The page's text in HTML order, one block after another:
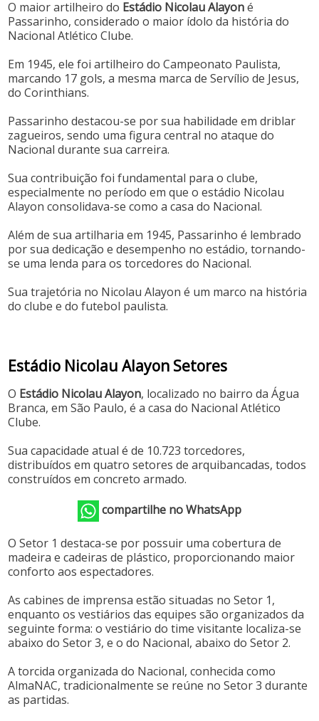
O maior artilheiro do Estádio Nicolau Alayoné
Passarinho, considerado o maior ídolo da história do
Nacional Atlético Clube.
Em 1945, ele foi artilheiro do Campeonato Paulista,
marcando 17 gols, a mesma marca de Servílio de Jesus,
do Corinthians.
Passarinho destacou-se por sua habilidade em driblar
zagueiros, sendo uma figura central no ataque do
Nacional durante sua carreira.
Sua contribuição foi fundamental para o clube,
especialmente no período em que o estádio Nicolau
Alayon consolidava-se como a casa do Nacional.
Além de sua artilharia em 1945, Passarinho é lembrado
por sua dedicação e desempenho no estádio, tornando-
se uma lenda para os torcedores do Nacional.
Sua trajetória no Nicolau Alayon é um marco na história
do clube e do futebol paulista.
Estádio Nicolau Alayon Setores
O Estádio Nicolau Alayon, localizado no bairro da Água
Branca, em São Paulo, é a casa do Nacional Atlético
Clube.
Sua capacidade atual é de 10.723 torcedores,
distribuídos em quatro setores de arquibancadas, todos
construídos em concreto armado.
compartilhe no WhatsApp
O Setor 1 destaca-se por possuir uma cobertura de
madeira e cadeiras de plástico, proporcionando maior
conforto aos espectadores.
As cabines de imprensa estão situadas no Setor 1,
enquanto os vestiários das equipes são organizados da
seguinte forma: o vestiário do time visitante localiza-se
abaixo do Setor 3, e o do Nacional, abaixo do Setor 2.
A torcida organizada do Nacional, conhecida como
AlmaNAC, tradicionalmente se reúne no Setor 3 durante
as partidas.